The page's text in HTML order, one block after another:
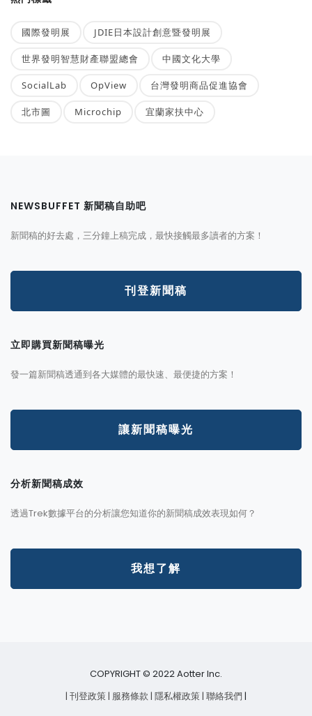
國際發明展 JDIE日本設計創意暨發明展
世界發明智慧財產聯盟總會 中國文化大學
SocialLab OpView 台灣發明商品促進協會
北市圖 Microchip 宜蘭家扶中心
NEWSBUFFET 新聞稿自助吧
新聞稿的好去處，三分鐘上稿完成，最快接觸最多讀者的方案！
刊登新聞稿
立即購買新聞稿曝光
發一篇新聞稿透通到各大媒體的最快速、最便捷的方案！
讓新聞稿曝光
分析新聞稿成效
透過Trek數據平台的分析讓您知道你的新聞稿成效表現如何？
我想了解
COPYRIGHT © 2022 Aotter Inc.
| 刊登政策| 服務條款 | 隱私權政策| 聯絡我們 |